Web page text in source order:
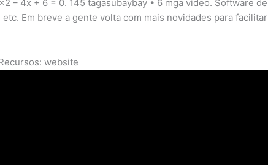
– 4x + 6 = 0. 145 tagasubaybay • 6 mga video. Software de
Em breve a gente volta com mais novidades para facilitar